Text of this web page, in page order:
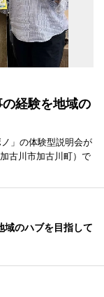
経験を地域の
」の体験型説明会が
古川市加古川町）で
のハブを目指して